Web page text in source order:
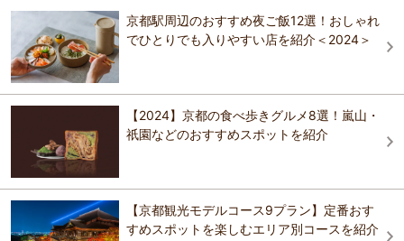
トロッコ亀岡駅
京都水族館
鹿苑寺（金閣寺）
平安神宮
慈照寺（銀閣寺）
嵯峨野・嵐山・高雄
祇園・東山・北白川周辺
湯の花・丹波・美山
大原・鞍馬・貴船
丹後・久美浜
3.5
第55代文徳天皇の皇子惟喬親王が出家し、諸国行脚のうちに当地に庵
を結んで観世音菩薩をまつった。後に当地を去るにあたり、村人へ癌
封じの秘法を授けて滋賀県筒井へ去ったと伝えられている。毎年7月第
1日曜日の観音まつりで癌封じの祈とうが行われ約1000人の人で賑わ
います。大祭日以外の祈祷は事前連絡。 【料金】 無料
おすすめの観光スポットガイドを見る
京都駅周辺のおすすめ夜ご飯12選！おしゃれ
でひとりでも入りやすい店を紹介＜2024＞
【2024】京都の食べ歩きグルメ8選！嵐山・
祇園などのおすすめスポットを紹介
【京都観光モデルコース9プラン】定番おす
すめスポットを楽しむエリア別コースを紹介